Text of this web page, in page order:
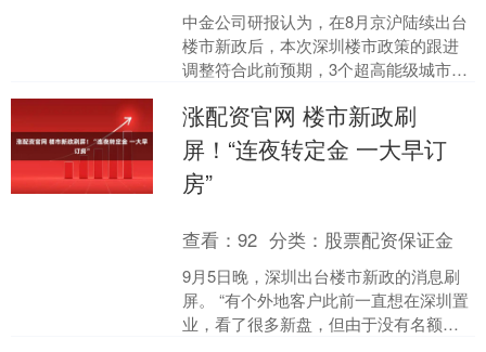
中金公司研报认为，在8月京沪陆续出台
楼市新政后，本次深圳楼市政策的跟进
调整符合此前预期，3个超高能级城市在
套购房需求，深圳在限....
涨配资官网 楼市新政刷
屏！“连夜转定金 一大早订
房”
查看：92 分类： 股票配资保证金
9月5日晚，深圳出台楼市新政的消息刷
屏。 “有个外地客户此前一直想在深圳置
业，看了很多新盘，但由于没有名额买